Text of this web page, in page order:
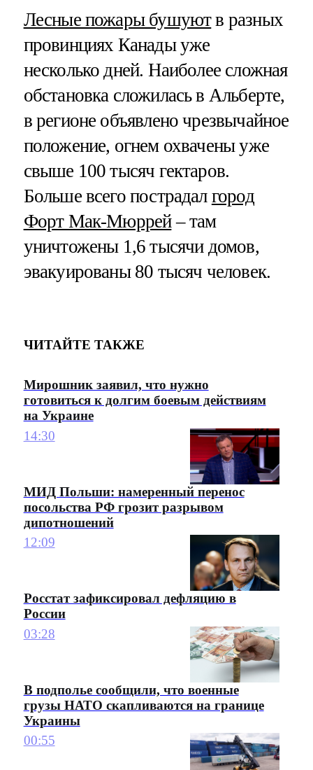
Лесные пожары бушуютв разных
провинциях Канады уже
несколько дней. Наиболее сложная
обстановка сложилась в Альберте,
в регионе объявлено чрезвычайное
положение, огнем охвачены уже
свыше 100 тысяч гектаров.
Больше всего пострадал город
Форт Мак-Мюррей– там
уничтожены 1,6 тысячи домов,
эвакуированы 80 тысяч человек.
ЧИТАЙТЕ ТАКЖЕ
Мирошник заявил, что нужно
готовиться к долгим боевым действиям
на Украине
14:30
МИД Польши: намеренный перенос
посольства РФ грозит разрывом
дипотношений
12:09
Росстат зафиксировал дефляцию в
России
03:28
В подполье сообщили, что военные
грузы НАТО скапливаются на границе
Украины
00:55